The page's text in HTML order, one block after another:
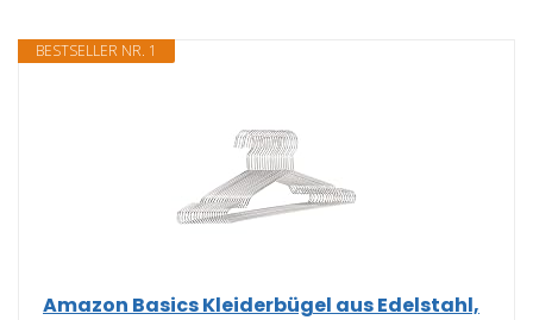
BESTSELLER NR. 1
Amazon Basics Kleiderbügel aus Edelstahl,